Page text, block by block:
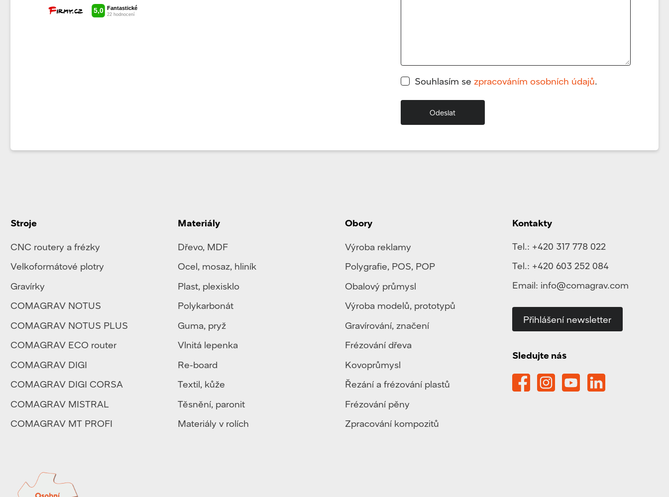
Souhlasím se zpracováním osobních údajů.
Stroje
CNC routery a frézky
Velkoformátové plotry
Gravírky
COMAGRAV NOTUS
COMAGRAV NOTUS PLUS
COMAGRAV ECO router
COMAGRAV DIGI
COMAGRAV DIGI CORSA
COMAGRAV MISTRAL
COMAGRAV MT PROFI
Materiály
Dřevo, MDF
Ocel, mosaz, hliník
Plast, plexisklo
Polykarbonát
Guma, pryž
Vlnitá lepenka
Re-board
Textil, kůže
Těsnění, paronit
Materiály v rolích
Obory
Výroba reklamy
Polygrafie, POS, POP
Obalový průmysl
Výroba modelů, prototypů
Gravírování, značení
Frézování dřeva
Kovoprůmysl
Řezání a frézování plastů
Frézování pěny
Zpracování kompozitů
Kontakty
Tel.: +420 317 778 022
Tel.: +420 603 252 084
Email: info@comagrav.com
Přihlášení newsletter
Sledujte nás